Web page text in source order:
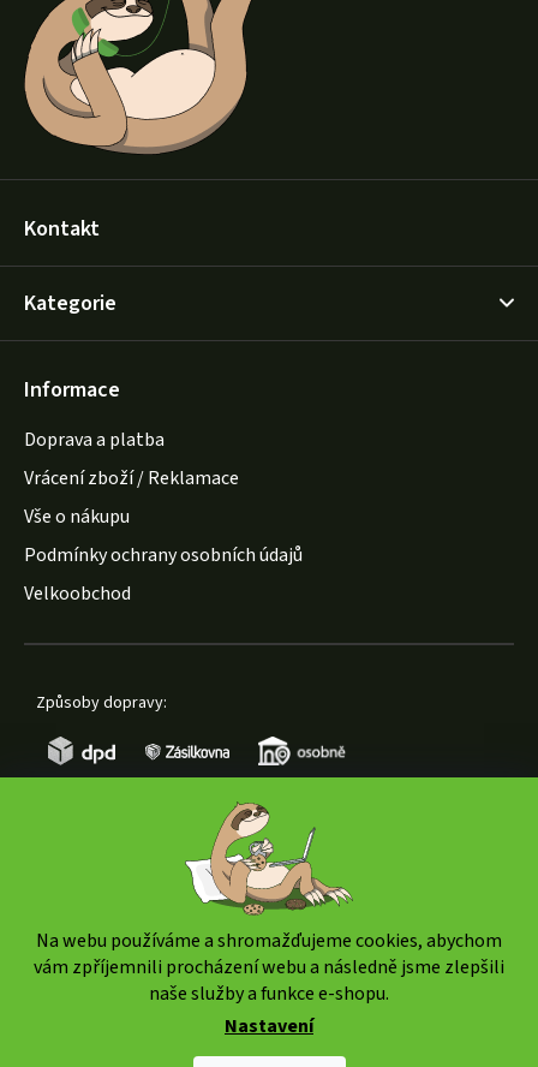
Na webu používáme a shromažďujeme cookies, abychom
vám zpříjemnili procházení webu a následně jsme zlepšili
naše služby a funkce e-shopu.
Nastavení
Kontakt
Kategorie
Informace
Doprava a platba
Vrácení zboží / Reklamace
Vše o nákupu
Podmínky ochrany osobních údajů
Velkoobchod
Způsoby dopravy:
www.weedshop.cz